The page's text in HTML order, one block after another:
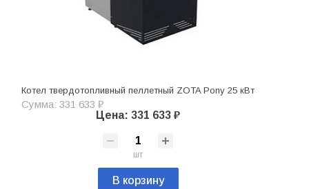
Котел твердотопливный пеллетный ZOTA Pony 25 кВт
Сумма: 331 633 ₽
Цена: 331 633 ₽
шт
В корзину